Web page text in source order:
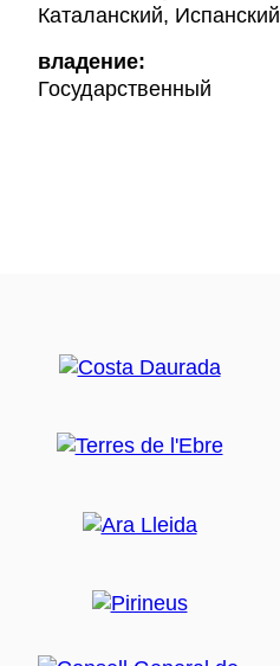
Каталанский, Испанский
владение:
Государственный